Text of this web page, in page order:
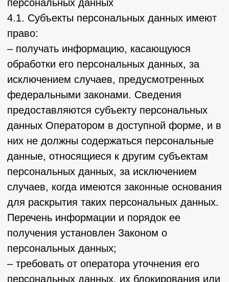
соблюдаются запреты и условия,
предусмотренные ст. 10.1 Закона о
персональных данных.
5.8. Согласие Пользователя на обработку
персональных данных, разрешенных для
распространения, оформляется отдельно от
других согласий на обработку его
персональных данных. При этом
соблюдаются условия, предусмотренные, в
частности, ст. 10.1 Закона о персональных
данных. Требования к содержанию такого
согласия устанавливаются уполномоченным
персональных данных.
5.8.1 Согласие на обработку персональных
данных, разрешенных для
распространения, Пользователь
предоставляет Оператору непосредственно.
5.8.2 Оператор обязан в срок не позднее
трех рабочих дней с момента получения
указанного согласия Пользователя
опубликовать информацию об условиях
обработки, о наличии запретов и условий на
обработку неограниченным кругом лиц
персональных данных, разрешенных для
распространения.